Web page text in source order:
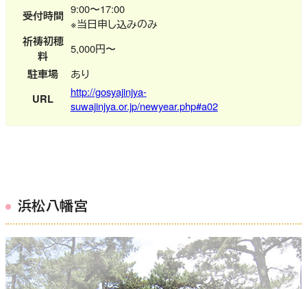
受付時間 9:00〜17:00
※当日申し込みのみ
祈祷初穂
料
5,000円〜
駐車場 あり
URL
http://gosyajinjya-
suwajinjya.or.jp/newyear.php#a02
浜松八幡宮